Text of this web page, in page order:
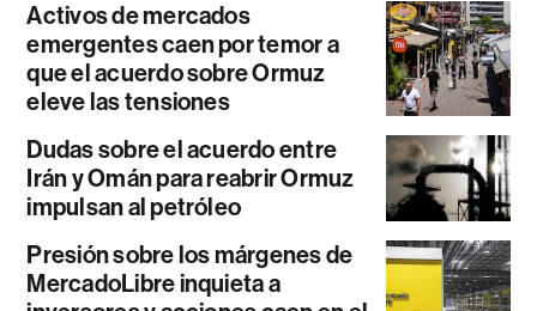
Activos de mercados
emergentes caen por temor a
que el acuerdo sobre Ormuz
eleve las tensiones
Dudas sobre el acuerdo entre
Irán y Omán para reabrir Ormuz
impulsan al petróleo
Presión sobre los márgenes de
MercadoLibre inquieta a